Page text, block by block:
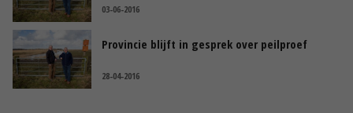
03-06-2016
Provincie blijft in gesprek over peilproef
28-04-2016